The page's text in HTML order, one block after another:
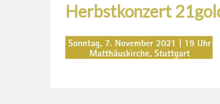
Herbstkonzert